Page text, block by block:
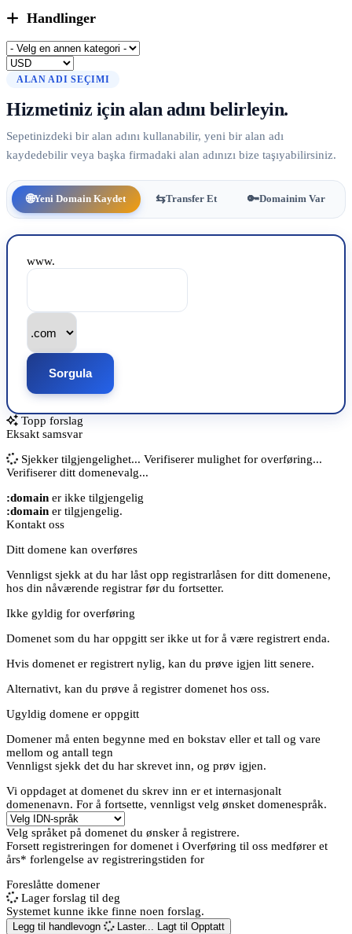
Handlinger
ALAN ADI SEÇIMI
Hizmetiniz için alan adını belirleyin.
Sepetinizdeki bir alan adını kullanabilir, yeni bir alan adı
kaydedebilir veya başka firmadaki alan adınızı bize taşıyabilirsiniz.
🌐Yeni Domain Kaydet ⇆Transfer Et 🔑Domainim Var
www.
Sorgula
Topp forslag
Eksakt samsvar
Sjekker tilgjengelighet... Verifiserer mulighet for overføring...
Verifiserer ditt domenevalg...
:domain er ikke tilgjengelig
:domain er tilgjengelig.
Kontakt oss
Ditt domene kan overføres
Vennligst sjekk at du har låst opp registrarlåsen for ditt domenene,
hos din nåværende registrar før du fortsetter.
Ikke gyldig for overføring
Domenet som du har oppgitt ser ikke ut for å være registrert enda.
Hvis domenet er registrert nylig, kan du prøve igjen litt senere.
Alternativt, kan du prøve å registrer domenet hos oss.
Ugyldig domene er oppgitt
Domener må enten begynne med en bokstav eller et tall og vare
mellom og antall tegn
Vennligst sjekk det du har skrevet inn, og prøv igjen.
Vi oppdaget at domenet du skrev inn er et internasjonalt
domenenavn. For å fortsette, vennligst velg ønsket domenespråk.
Velg språket på domenet du ønsker å registrere.
Forsett registreringen for domenet i Overføring til oss medfører et
års* forlengelse av registreringstiden for
Foreslåtte domener
Lager forslag til deg
Systemet kunne ikke finne noen forslag.
Legg til handlevogn Laster... Lagt til Opptatt